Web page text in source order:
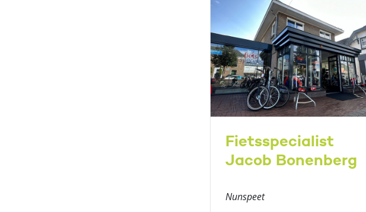
Fietsspecialist
Jacob Bonenberg
Nunspeet